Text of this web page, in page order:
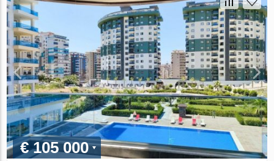
€ 105 000